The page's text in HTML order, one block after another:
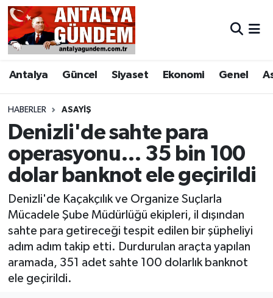
Antalya Güncel Siyaset Ekonomi Genel
HABERLER ASAYIŞ
Denizli'de sahte para
operasyonu… 35 bin 100
dolar banknot ele geçirildi
Denizli'de Kaçakçılık ve Organize Suçlarla
Mücadele Şube Müdürlüğü ekipleri, il dışından
sahte para getireceği tespit edilen bir şüpheliyi
adım adım takip etti. Durdurulan araçta yapılan
aramada, 351 adet sahte 100 dolarlık banknot
ele geçirildi.
Antalya
Asayiş
Bilim & Teknoloji
Bölge
EĞİTİM
Ekonomi
Genel
Görüntülü Haber
Antalya Nöbetçi Eczaneler
Antalya Hava Durumu
Antalya Namaz Vakitleri
Antalya Trafik Yoğunluk Haritası
Süper Lig Puan Durumu ve Fikstür
Tüm Manşetler
Son Dakika Haberleri
Haber Arşivi